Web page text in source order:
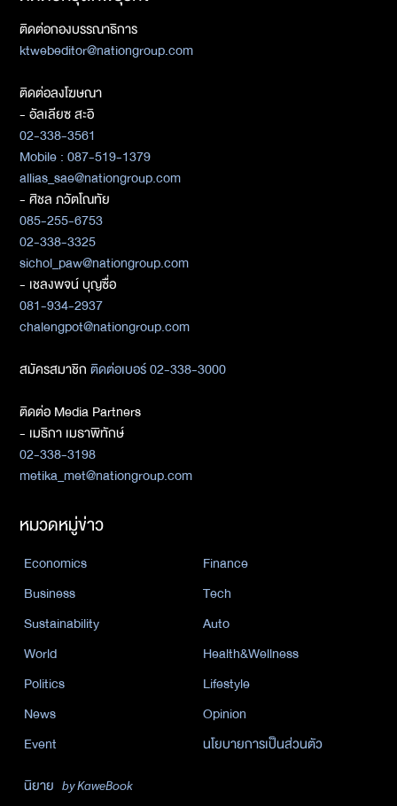
ติดต่อกองบรรณาธิการ
ktwebeditor@nationgroup.com
ติดต่อลงโฆษณา
- อัลเลียซ สะอิ
02-338-3561
Mobile : 087-519-1379
allias_sae@nationgroup.com
- ศิชล ภวัตโณทัย
085-255-6753
02-338-3325
sichol_paw@nationgroup.com
- เชลงพจน์ บุญซื่อ
081-934-2937
chalengpot@nationgroup.com
สมัครสมาชิกติดต่อเบอร์ 02-338-3000
ติดต่อ Media Partners
- เมธิกา เมธาพิทักษ์
02-338-3198
metika_met@nationgroup.com
หมวดหมู่ข่าว
Economics
Finance
Business
Tech
Sustainability
Auto
World
Health&Wellness
Politics
Lifestyle
News
Opinion
Event
นโยบายการเป็นส่วนตัว
นิยาย by KaweBook